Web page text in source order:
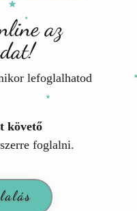
az
lefoglalhatod
követő
foglalni.